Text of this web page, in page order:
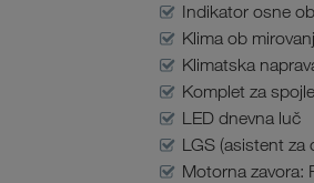
Indikator osne
Klima ob
Klimatska
Komplet za
LED dnevna luč
LGS (asistent za
Motorna zavora: